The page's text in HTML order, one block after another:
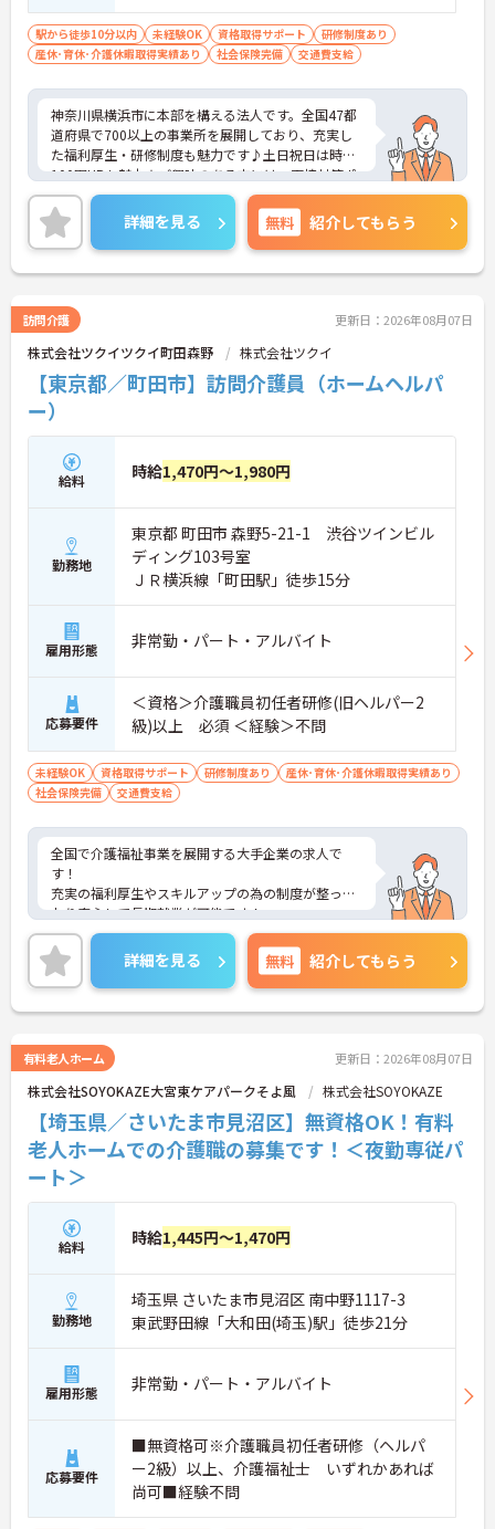
駅から徒歩10分以内 未経験OK 資格取得サポート
研修制度あり
産休･育休･介護休暇取得実績あり
社会保険完備 交通費支給
神奈川県横浜市に本部を構える法人です。全国47都
道府県で700以上の事業所を展開しており、充実し
た福利厚生・研修制度も魅力です♪土日祝日は時給
100円UPも魅力★ご興味のある方には、面接対策ポ
イントなど、さらに詳細をお話しいたしますのでお
気軽にご相談ください！
詳細を見る 無料 紹介してもらう
訪問介護 更新日：2026年08月07日
株式会社ツクイツクイ町田森野 株式会社ツクイ
【東京都／町田市】訪問介護員（ホームヘルパ
ー）
給料 時給1,470円～1,980円
勤務地
東京都 町田市 森野5-21-1 渋谷ツインビル
ディング103号室
ＪＲ横浜線「町田駅」徒歩15分
雇用形態 非常勤・パート・アルバイト
応募要件
＜資格＞介護職員初任者研修(旧ヘルパー2
級)以上 必須 ＜経験＞不問
未経験OK 資格取得サポート 研修制度あり
産休･育休･介護休暇取得実績あり
社会保険完備
交通費支給
全国で介護福祉事業を展開する大手企業の求人で
す！
充実の福利厚生やスキルアップの為の制度が整って
おり安心して長期就業が可能です！
ご興味ある方には、面接のポイントなど、さらに詳
細をお話致しますのでお気軽にご相談ください。
詳細を見る 無料 紹介してもらう
有料老人ホーム 更新日：2026年08月07日
株式会社SOYOKAZE大宮東ケアパークそよ風 株式会社SOYOKAZE
【埼玉県／さいたま市見沼区】無資格OK！有料
老人ホームでの介護職の募集です！＜夜勤専従パ
ート＞
給料 時給1,445円～1,470円
勤務地
埼玉県 さいたま市見沼区 南中野1117-3
東武野田線「大和田(埼玉)駅」徒歩21分
雇用形態 非常勤・パート・アルバイト
応募要件
■無資格可※介護職員初任者研修（ヘルパ
ー2級）以上、介護福祉士 いずれかあれば
尚可■経験不問